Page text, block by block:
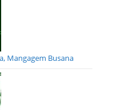
Mangagem Busana